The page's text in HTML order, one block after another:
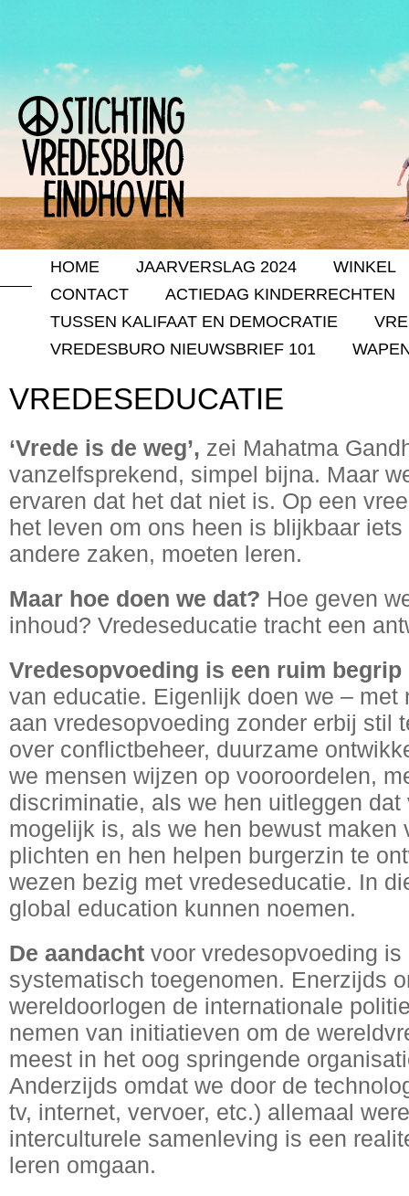
HOME JAARVERSLAG 2024
WINKEL
CONTACT
ACTIEDAG KINDERRECHTEN
TUSSEN KALIFAAT EN DEMOCRATIE
VREDESBURO NIEUWSBRIEF 101
VREDESEDUCATIE
‘Vrede is de weg’, zei Mahatma
vanzelfsprekend, simpel bijna. Maar
ervaren dat het dat niet is. Op een
het leven om ons heen is blijkbaar
andere zaken, moeten leren.
Maar hoe doen we dat? Hoe geven
inhoud? Vredeseducatie tracht een
Vredesopvoeding is een ruim begrip
van educatie. Eigenlijk doen we –
aan vredesopvoeding zonder erbij stil
over conflictbeheer, duurzame
we mensen wijzen op vooroordelen,
discriminatie, als we hen uitleggen
mogelijk is, als we hen bewust maken
plichten en hen helpen burgerzin te
wezen bezig met vredeseducatie. In
global education kunnen noemen.
De aandacht voor vredesopvoeding
systematisch toegenomen. Enerzijds
wereldoorlogen de internationale
nemen van initiatieven om de
meest in het oog springende
Anderzijds omdat we door de
tv, internet, vervoer, etc.) allemaal
interculturele samenleving is een
leren omgaan.